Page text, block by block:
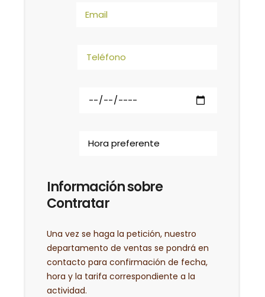
Información sobre
Contratar
Una vez se haga la petición, nuestro
departamento de ventas se pondrá en
contacto para confirmación de fecha,
hora y la tarifa correspondiente a la
actividad.